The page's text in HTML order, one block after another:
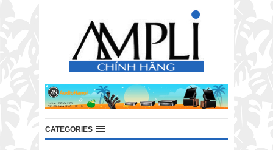
CATEGORIES